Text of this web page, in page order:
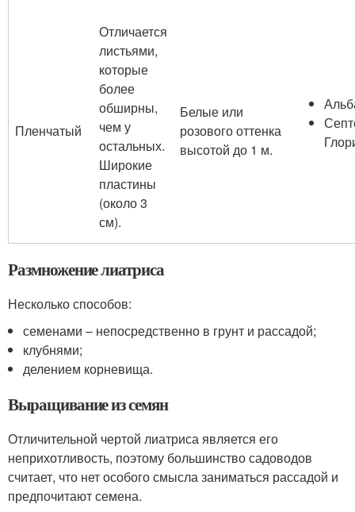
Пленчатый
Отличается
листьями,
которые
более
обширны,
чем у
остальных.
Широкие
пластины
(около 3
см).
Белые или
розового оттенка
высотой до 1 м.
Размножение лиатриса
Несколько способов:
семенами – непосредственно в грунт и рассадой;
клубнями;
делением корневища.
Выращивание из семян
Отличительной чертой лиатриса является его
неприхотливость, поэтому большинство садоводов
считает, что нет особого смысла заниматься рассадой и
предпочитают семена.